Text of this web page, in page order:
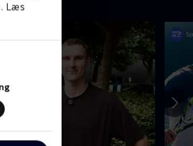
Læs